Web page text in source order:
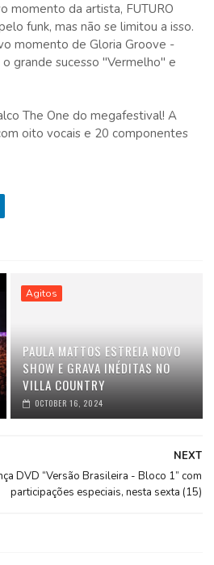
momento da artista, FUTURO
funk, mas não se limitou a isso.
momento de Gloria Groove -
grande sucesso "Vermelho" e
The One do megafestival! A
oito vocais e 20 componentes
Agitos
PAULA MATTOS ESTREIA NOVO
SHOW E GRAVA INÉDITAS NO
VILLA COUNTRY
OCTOBER 16, 2024
NEXT
DVD “Versão Brasileira - Bloco 1” com
participações especiais, nesta sexta (15)